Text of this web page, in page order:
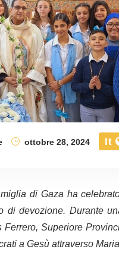
ottobre 28, 2024 It
di Gaza ha
devozione. Durante
Superiore
a Gesù attraverso